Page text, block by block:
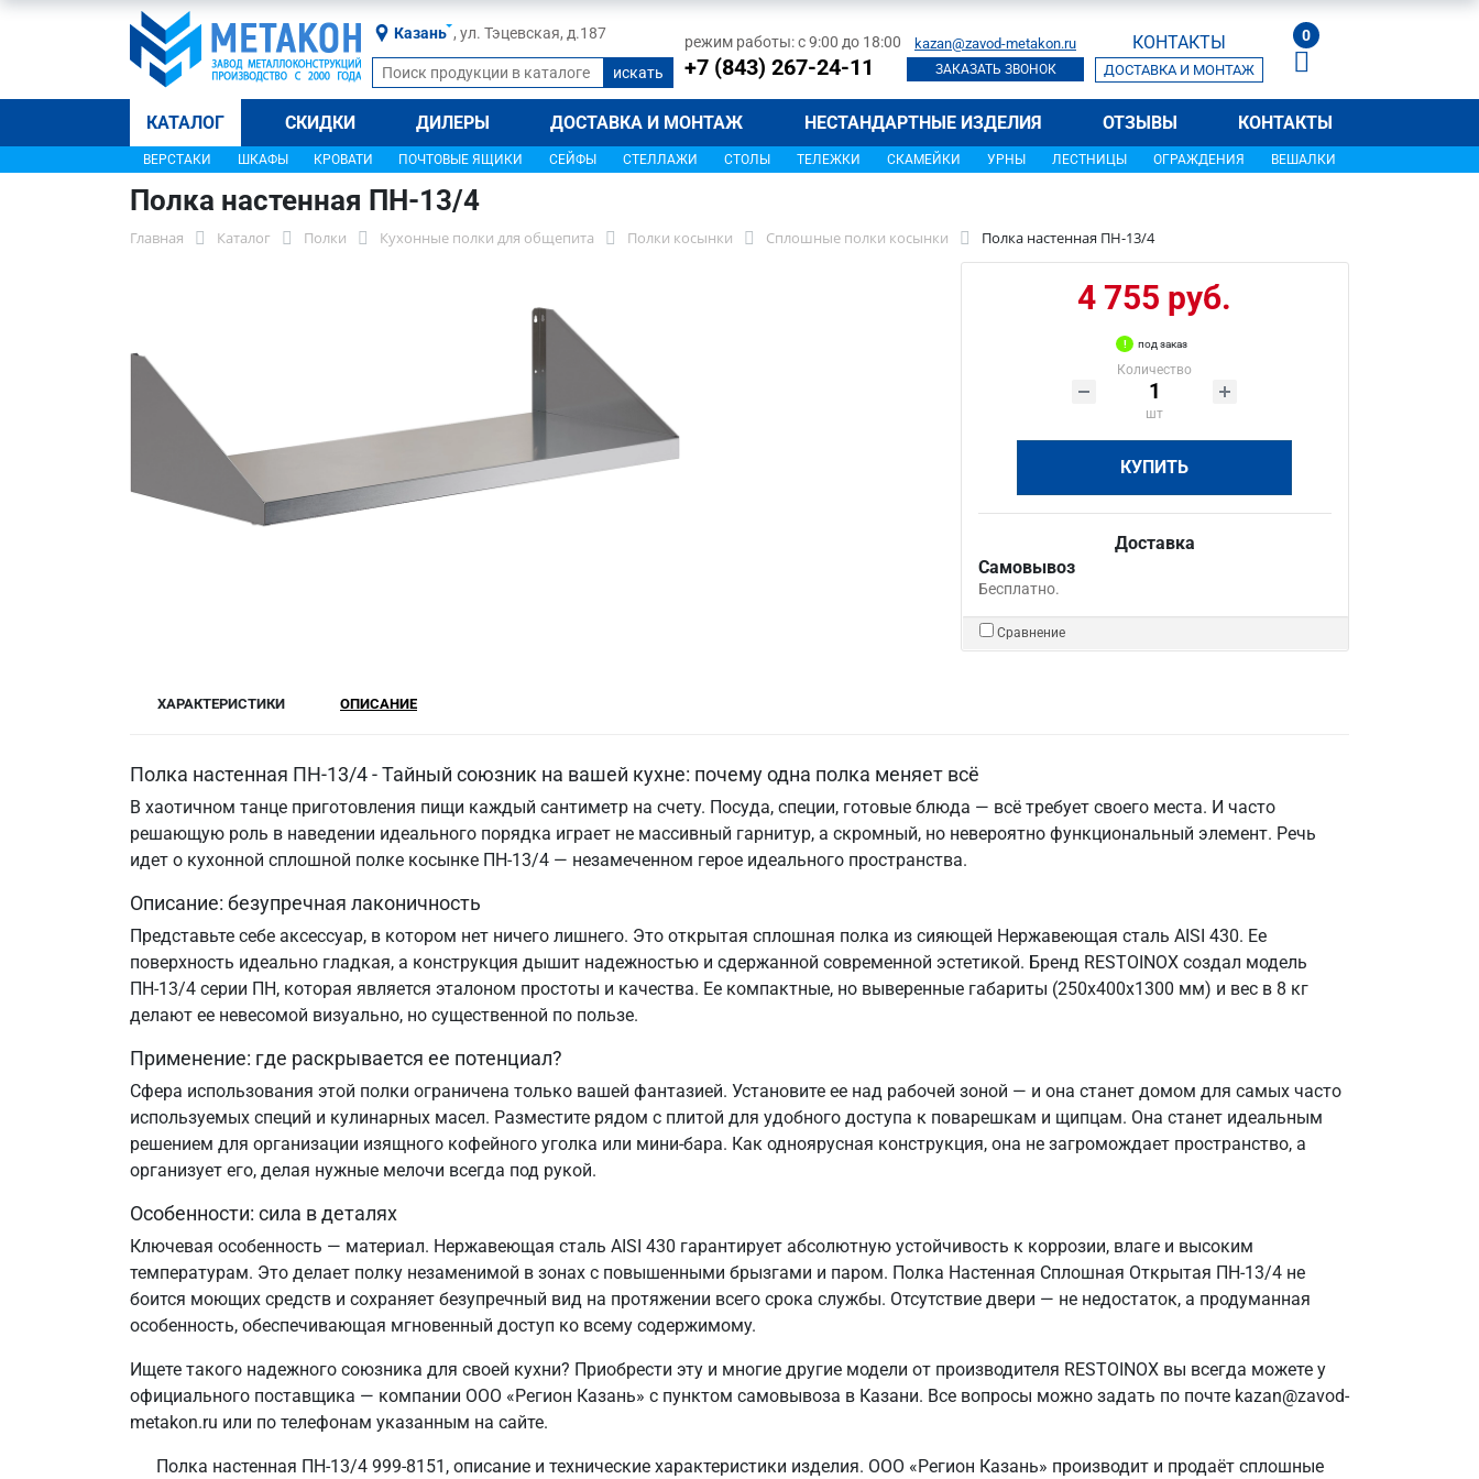
Казань , ул. Тэцевская, д.187 режим работы: с 9:00 до 18:00
+7 (843) 267-24-11
kazan@zavod-metakon.ru
ЗАКАЗАТЬ ЗВОНОК
КОНТАКТЫ
ДОСТАВКА И МОНТАЖ
0
КАТАЛОГ СКИДКИ ДИЛЕРЫ ДОСТАВКА И МОНТАЖ НЕСТАНДАРТНЫЕ ИЗДЕЛИЯ ОТЗЫВЫ КОНТАКТЫ
ВЕРСТАКИ ШКАФЫ КРОВАТИ ПОЧТОВЫЕ ЯЩИКИ СЕЙФЫ СТЕЛЛАЖИ СТОЛЫ ТЕЛЕЖКИ СКАМЕЙКИ УРНЫ ЛЕСТНИЦЫ ОГРАЖДЕНИЯ ВЕШАЛКИ
Полка настенная ПН-13/4
Главная Каталог Полки Кухонные полки для общепита Полки косынки Сплошные полки косынки Полка настенная ПН-13/4
4 755 руб.
под заказ
Количество
шт
КУПИТЬ
Доставка
Самовывоз
Бесплатно.
Сравнение
ХАРАКТЕРИСТИКИ ОПИСАНИЕ
Полка настенная ПН-13/4 - Тайный союзник на вашей кухне: почему одна полка меняет всё
В хаотичном танце приготовления пищи каждый сантиметр на счету. Посуда, специи, готовые блюда — всё требует своего места. И часто
решающую роль в наведении идеального порядка играет не массивный гарнитур, а скромный, но невероятно функциональный элемент. Речь
идет о кухонной сплошной полке косынке ПН-13/4 — незамеченном герое идеального пространства.
Описание: безупречная лаконичность
Представьте себе аксессуар, в котором нет ничего лишнего. Это открытая сплошная полка из сияющей Нержавеющая сталь AISI 430. Ее
поверхность идеально гладкая, а конструкция дышит надежностью и сдержанной современной эстетикой. Бренд RESTOINOX создал модель
ПН-13/4 серии ПН, которая является эталоном простоты и качества. Ее компактные, но выверенные габариты (250х400х1300 мм) и вес в 8 кг
делают ее невесомой визуально, но существенной по пользе.
Применение: где раскрывается ее потенциал?
Сфера использования этой полки ограничена только вашей фантазией. Установите ее над рабочей зоной — и она станет домом для самых часто
используемых специй и кулинарных масел. Разместите рядом с плитой для удобного доступа к поварешкам и щипцам. Она станет идеальным
решением для организации изящного кофейного уголка или мини-бара. Как одноярусная конструкция, она не загромождает пространство, а
организует его, делая нужные мелочи всегда под рукой.
Особенности: сила в деталях
Ключевая особенность — материал. Нержавеющая сталь AISI 430 гарантирует абсолютную устойчивость к коррозии, влаге и высоким
температурам. Это делает полку незаменимой в зонах с повышенными брызгами и паром. Полка Настенная Сплошная Открытая ПН-13/4 не
боится моющих средств и сохраняет безупречный вид на протяжении всего срока службы. Отсутствие двери — не недостаток, а продуманная
особенность, обеспечивающая мгновенный доступ ко всему содержимому.
Ищете такого надежного союзника для своей кухни? Приобрести эту и многие другие модели от производителя RESTOINOX вы всегда можете у
официального поставщика — компании ООО «Регион Казань» с пунктом самовывоза в Казани. Все вопросы можно задать по почте kazan@zavod-
metakon.ru или по телефонам указанным на сайте.
Полка настенная ПН-13/4 999-8151, описание и технические характеристики изделия. ООО «Регион Казань» производит и продаёт сплошные